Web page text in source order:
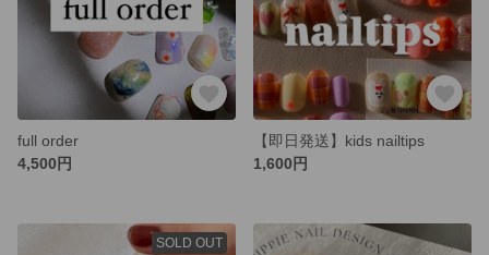
full order
4,500円
【即日発送】kids nailtips
1,600円
SOLD OUT